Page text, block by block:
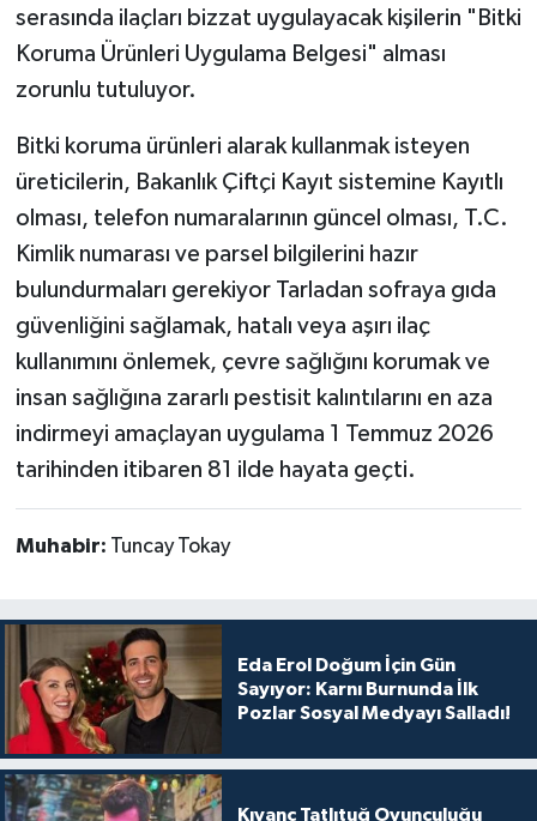
serasında ilaçları bizzat uygulayacak kişilerin "Bitki
Koruma Ürünleri Uygulama Belgesi" alması
zorunlu tutuluyor.
Bitki koruma ürünleri alarak kullanmak isteyen
üreticilerin, Bakanlık Çiftçi Kayıt sistemine Kayıtlı
olması, telefon numaralarının güncel olması, T.C.
Kimlik numarası ve parsel bilgilerini hazır
bulundurmaları gerekiyor Tarladan sofraya gıda
güvenliğini sağlamak, hatalı veya aşırı ilaç
kullanımını önlemek, çevre sağlığını korumak ve
insan sağlığına zararlı pestisit kalıntılarını en aza
indirmeyi amaçlayan uygulama 1 Temmuz 2026
tarihinden itibaren 81 ilde hayata geçti.
Muhabir: Tuncay Tokay
Eda Erol Doğum İçin Gün
Sayıyor: Karnı Burnunda İlk
Pozlar Sosyal Medyayı Salladı!
Kıvanç Tatlıtuğ Oyunculuğu